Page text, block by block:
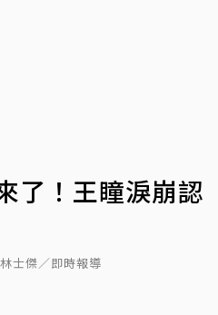
了！王瞳淚崩認
士傑／即時報導